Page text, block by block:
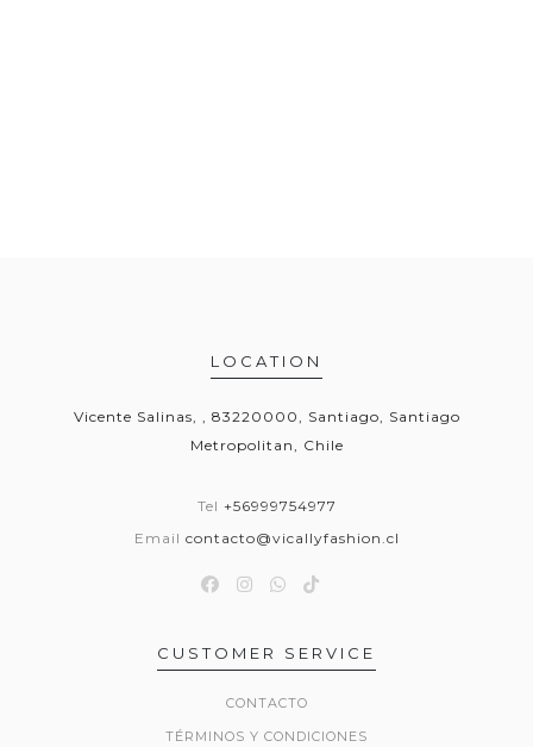
LOCATION
Vicente Salinas, , 83220000, Santiago, Santiago
Metropolitan, Chile
Tel +56999754977
Email contacto@vicallyfashion.cl
CUSTOMER SERVICE
CONTACTO
TÉRMINOS Y CONDICIONES